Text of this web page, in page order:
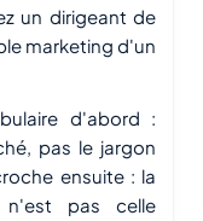
un dirigeant de
marketing d'un
d'abord :
pas le jargon
ensuite : la
n'est pas celle